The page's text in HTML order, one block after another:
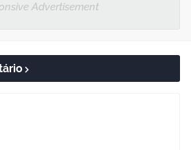
Advertisement